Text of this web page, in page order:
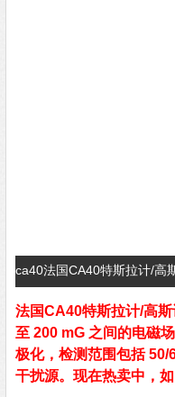
ca40法国CA40特斯拉计/高
法国CA40特斯拉计/高斯
至 200 mG 之间的电磁
极化，检测范围包括
干扰源。现在热卖中，